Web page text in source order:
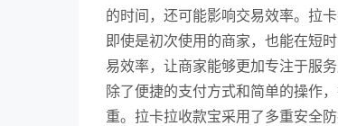
的时间，还可能影响交易效率。拉
即使是初次使用的商家，也能在短
易效率，让商家能够更加专注于服
除了便捷的支付方式和简单的操作
重。拉卡拉收款宝采用了多重安全